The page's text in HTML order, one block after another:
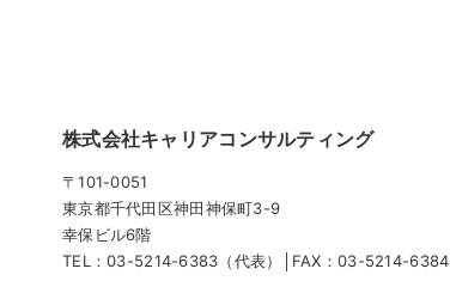
株式会社キャリアコンサルティング
〒101-0051
東京都千代⽥区神⽥神保町3-9
幸保ビル6階
TEL：03-5214-6383（代表）│FAX：03-5214-6384